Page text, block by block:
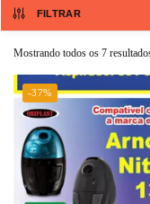
FILTRAR
Mostrando todos os 7
-37%